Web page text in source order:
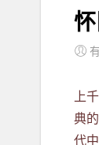
上
典
代